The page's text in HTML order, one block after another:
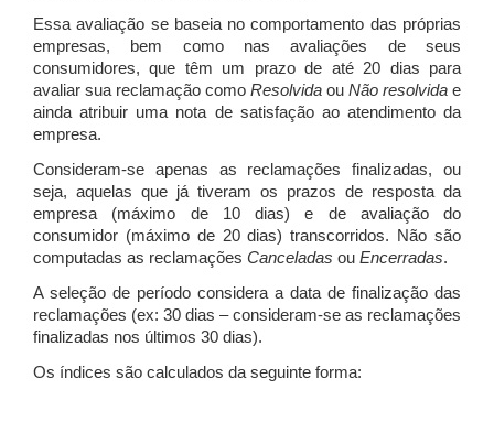
Essa avaliação se baseia no comportamento das próprias
empresas, bem como nas avaliações de seus
consumidores, que têm um prazo de até 20 dias para
avaliar sua reclamação como Resolvida ou Não resolvida e
ainda atribuir uma nota de satisfação ao atendimento da
empresa.
Consideram-se apenas as reclamações finalizadas, ou
seja, aquelas que já tiveram os prazos de resposta da
empresa (máximo de 10 dias) e de avaliação do
consumidor (máximo de 20 dias) transcorridos. Não são
computadas as reclamações Canceladas ou Encerradas.
A seleção de período considera a data de finalização das
reclamações (ex: 30 dias – consideram-se as reclamações
finalizadas nos últimos 30 dias).
Os índices são calculados da seguinte forma: